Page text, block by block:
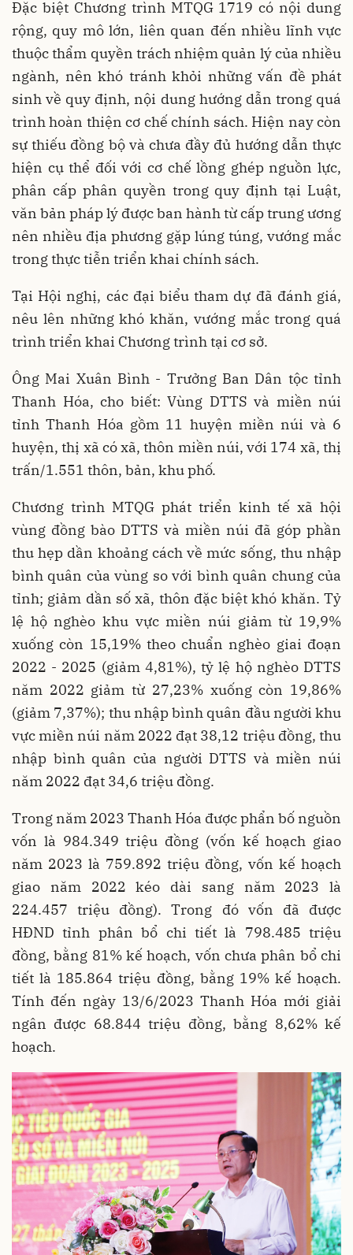
Đặc biệt Chương trình MTQG 1719 có nội dung
rộng, quy mô lớn, liên quan đến nhiều lĩnh vực
thuộc thẩm quyền trách nhiệm quản lý của nhiều
ngành, nên khó tránh khỏi những vấn đề phát
sinh về quy định, nội dung hướng dẫn trong quá
trình hoàn thiện cơ chế chính sách. Hiện nay còn
sự thiếu đồng bộ và chưa đầy đủ hướng dẫn thực
hiện cụ thể đối với cơ chế lồng ghép nguồn lực,
phân cấp phân quyền trong quy định tại Luật,
văn bản pháp lý được ban hành từ cấp trung ương
nên nhiều địa phương gặp lúng túng, vướng mắc
trong thực tiễn triển khai chính sách.
Tại Hội nghị, các đại biểu tham dự đã đánh giá,
nêu lên những khó khăn, vướng mắc trong quá
trình triển khai Chương trình tại cơ sở.
Ông Mai Xuân Bình - Trưởng Ban Dân tộc tỉnh
Thanh Hóa, cho biết: Vùng DTTS và miền núi
tỉnh Thanh Hóa gồm 11 huyện miền núi và 6
huyện, thị xã có xã, thôn miền núi, với 174 xã, thị
trấn/1.551 thôn, bản, khu phố.
Chương trình MTQG phát triển kinh tế xã hội
vùng đồng bào DTTS và miền núi đã góp phần
thu hẹp dần khoảng cách về mức sống, thu nhập
bình quân của vùng so với bình quân chung của
tỉnh; giảm dần số xã, thôn đặc biệt khó khăn. Tỷ
lệ hộ nghèo khu vực miền núi giảm từ 19,9%
xuống còn 15,19% theo chuẩn nghèo giai đoạn
2022 - 2025 (giảm 4,81%), tỷ lệ hộ nghèo DTTS
năm 2022 giảm từ 27,23% xuống còn 19,86%
(giảm 7,37%); thu nhập bình quân đầu người khu
vực miền núi năm 2022 đạt 38,12 triệu đồng, thu
nhập bình quân của người DTTS và miền núi
năm 2022 đạt 34,6 triệu đồng.
Trong năm 2023 Thanh Hóa được phẩn bố nguồn
vốn là 984.349 triệu đồng (vốn kế hoạch giao
năm 2023 là 759.892 triệu đồng, vốn kế hoạch
giao năm 2022 kéo dài sang năm 2023 là
224.457 triệu đồng). Trong đó vốn đã được
HĐND tỉnh phân bổ chi tiết là 798.485 triệu
đồng, bằng 81% kế hoạch, vốn chưa phân bổ chi
tiết là 185.864 triệu đồng, bằng 19% kế hoạch.
Tính đến ngày 13/6/2023 Thanh Hóa mới giải
ngân được 68.844 triệu đồng, bằng 8,62% kế
hoạch.